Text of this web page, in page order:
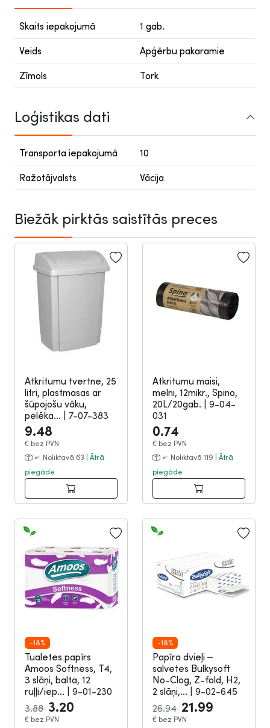
Skaits iepakojumā 1 gab.
Veids Apģērbu pakaramie
Zīmols Tork
Loģistikas dati
Transporta iepakojumā 10
Ražotājvalsts Vācija
Biežāk pirktās saistītās preces
Atkritumu tvertne, 25
litri, plastmasas ar
šūpojošu vāku,
pelēka...
7-07-383
9.48
€ bez PVN
Noliktavā 63 | Ātrā
piegāde
Atkritumu maisi,
melni, 12mikr., Spino,
20L/20gab.
9-04-
031
0.74
€ bez PVN
Noliktavā 119 | Ātrā
piegāde
-18%
Tualetes papīrs
Amoos Softness, T4,
3 slāņi, balta, 12
ruļļi/iep...
9-01-230
3.88 3.20
€ bez PVN
-18%
Papīra dvieļi –
salvetes Bulkysoft
No-Clog, Z-fold, H2,
2 slāņi,...
9-02-645
26.94 21.99
€ bez PVN